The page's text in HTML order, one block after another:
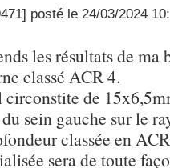
posté le 24/03/2024
les résultats de ma
classé ACR 4.
de
sein gauche sur le
classée en
sera de toute